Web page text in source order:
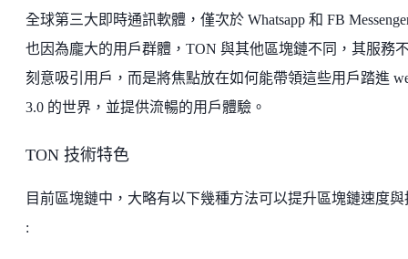
全球第三大即時通訊軟體，僅次於 Whatsapp 和 FB
也因為龐大的用戶群體，TON 與其他區塊鏈不同，其服務
刻意吸引用戶，而是將焦點放在如何能帶領這些用戶踏進
3.0 的世界，並提供流暢的用戶體驗。
TON 技術特色
目前區塊鏈中，大略有以下幾種方法可以提升區塊鏈速度與
: